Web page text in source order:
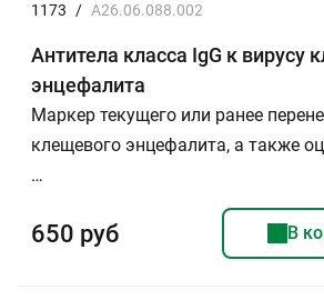
1173 / A26.06.088.002
Антитела класса IgG к вирусу
энцефалита
Маркер текущего или ранее
клещевого энцефалита, а также
…
650 руб В